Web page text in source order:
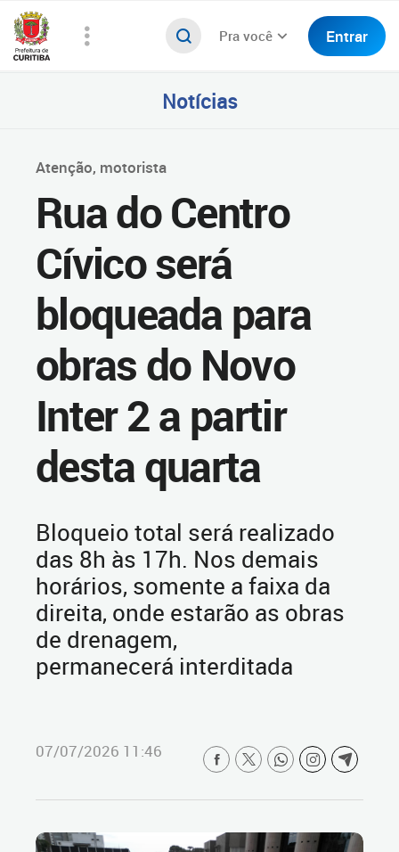
Pra você Entrar
Notícias
Atenção, motorista
Rua do Centro
Cívico será
bloqueada para
obras do Novo
Inter 2 a partir
desta quarta
Bloqueio total será realizado
das 8h às 17h. Nos demais
horários, somente a faixa da
direita, onde estarão as obras
de drenagem,
permanecerá interditada
07/07/2026 11:46